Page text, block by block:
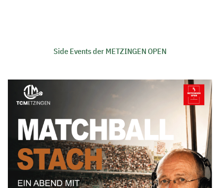
Side Events der METZINGEN OPEN